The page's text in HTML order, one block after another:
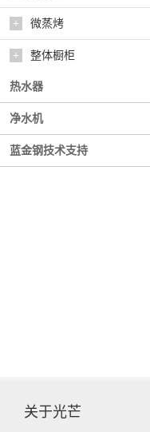
+ 微蒸烤
+ 整体橱柜
热水器
净水机
蓝金钢技术支持
关于光芒